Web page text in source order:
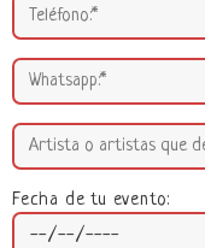
Fecha de tu evento: